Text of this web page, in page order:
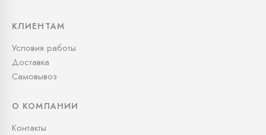
КЛИЕНТАМ
Условия работы
Доставка
Самовывоз
О КОМПАНИИ
Контакты